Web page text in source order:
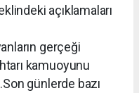
açıklamaları
gerçeği
kamuoyunu
günlerde bazı